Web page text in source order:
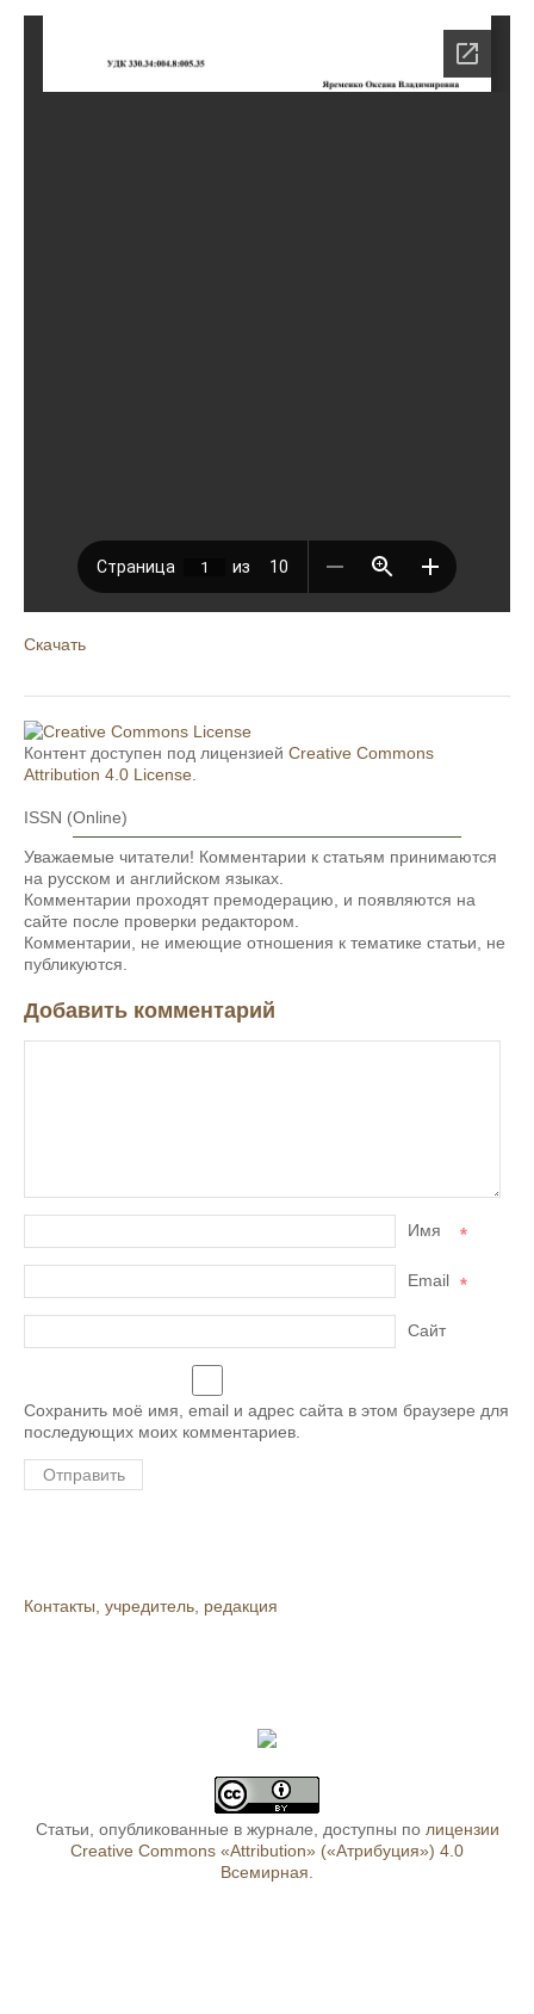
Скачать
Контент доступен под лицензией Creative Commons
Attribution 4.0 License.
ISSN (Online)
Уважаемые читатели! Комментарии к статьям принимаются
на русском и английском языках.
Комментарии проходят премодерацию, и появляются на
сайте после проверки редактором.
Комментарии, не имеющие отношения к тематике статьи, не
публикуются.
Добавить комментарий
Имя *
Email *
Сайт
Сохранить моё имя, email и адрес сайта в этом браузере для
последующих моих комментариев.
Контакты, учредитель, редакция
Статьи, опубликованные в журнале, доступны по лицензии
Creative Commons «Attribution» («Атрибуция») 4.0
Всемирная.